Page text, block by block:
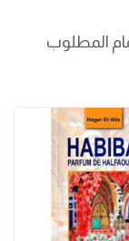
المطلوب